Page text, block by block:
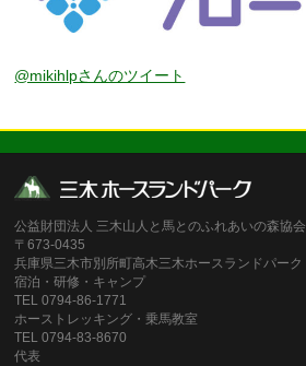
@mikihlpさんのツイート
公益財団法人 三木山人と馬とのふれあいの森協会
〒673-0435
兵庫県三木市別所町高木三木ホースランドパーク
宿泊・研修・キャンプ
TEL 0794-86-1771
ホーストレッキング・乗馬教室
TEL 0794-83-8670
代表